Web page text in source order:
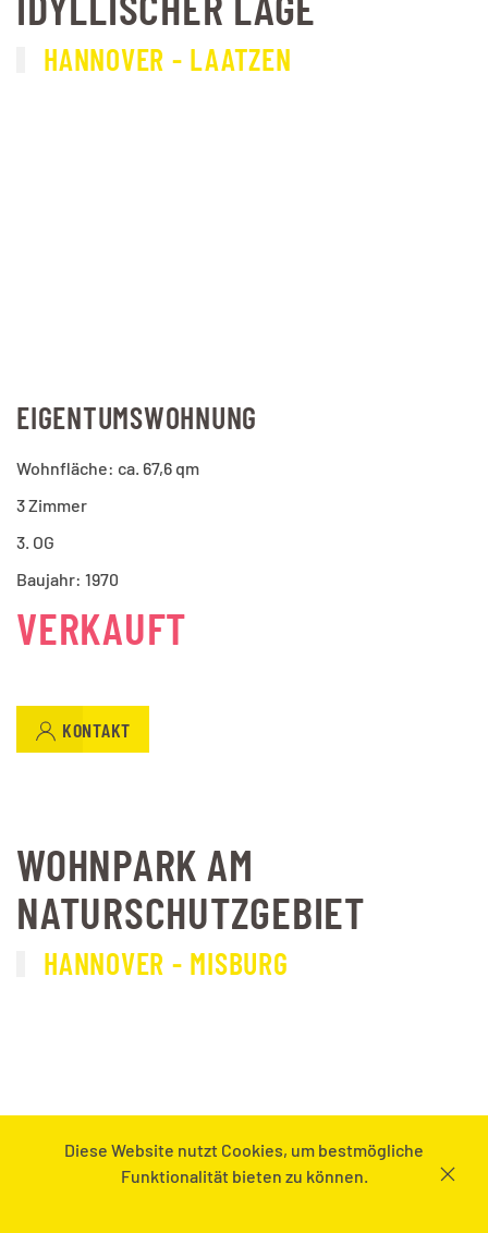
Diese Website nutzt Cookies, um bestmögliche
Funktionalität bieten zu können.
HANNOVER - LAATZEN
EIGENTUMSWOHNUNG
Wohnfläche: ca. 67,6 qm
3 Zimmer
3. OG
Baujahr: 1970
VERKAUFT
KONTAKT
WOHNPARK AM
NATURSCHUTZGEBIET
HANNOVER - MISBURG